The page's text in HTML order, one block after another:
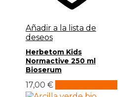
Añadir a la lista de
deseos
Herbetom Kids
Normactive 250 ml
Bioserum
17,00 €